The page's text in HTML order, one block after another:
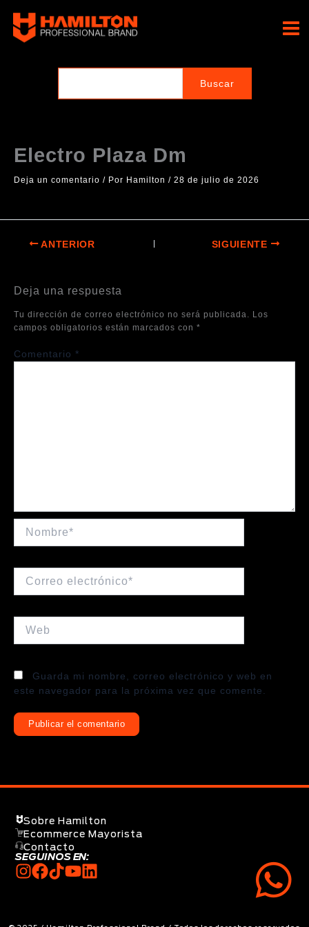
contenido
Electro Plaza Dm
Deja un comentario / Por Hamilton / 28 de julio de 2026
ANTERIOR SIGUIENTE
Deja una respuesta
Tu dirección de correo electrónico no será publicada. Los
campos obligatorios están marcados con *
Comentario *
electrónico*
Guarda mi nombre, correo electrónico y web en
este navegador para la próxima vez que comente.
Sobre Hamilton
Ecommerce Mayorista
Contacto
SEGUINOS EN: